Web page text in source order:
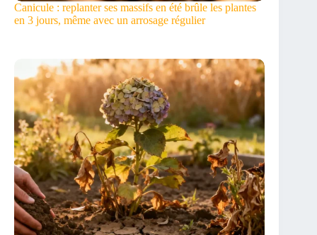
Canicule : replanter ses massifs en été brûle les plantes
en 3 jours, même avec un arrosage régulier